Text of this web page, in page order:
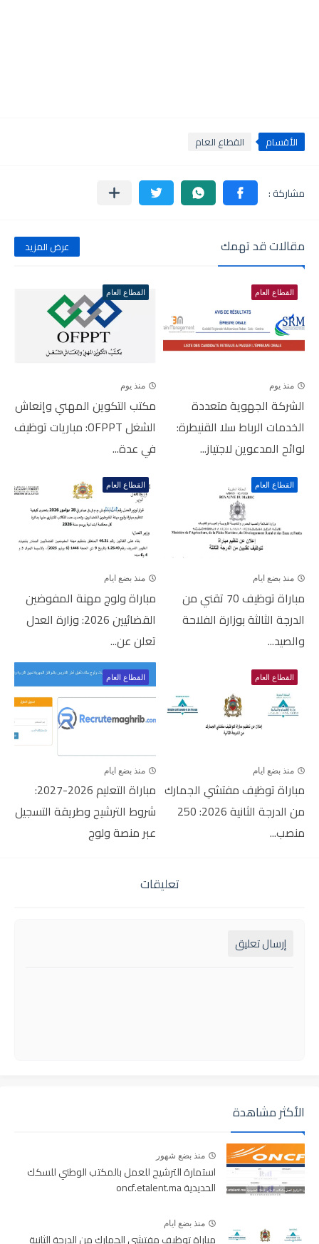
الأقسام القطاع العام
مقالات قد تهمك عرض المزيد
القطاع العام
منذ يوم
الشركة الجهوية متعددة
الخدمات الرباط سلا القنيطرة:
لوائح المدعوين لاجتياز...
القطاع العام
منذ يوم
مكتب التكوين المهني وإنعاش
الشغل OFPPT: مباريات توظيف
في عدة...
القطاع العام
منذ بضع ايام
مباراة توظيف 70 تقني من
الدرجة الثالثة بوزارة الفلاحة
والصيد...
القطاع العام
منذ بضع ايام
مباراة ولوج مهنة المفوضين
القضائيين 2026: وزارة العدل
تعلن عن...
القطاع العام
منذ بضع ايام
مباراة توظيف مفتشي الجمارك
من الدرجة الثانية 2026: 250
منصب...
القطاع العام
منذ بضع ايام
مباراة التعليم 2026-2027:
شروط الترشيح وطريقة التسجيل
عبر منصة ولوج
تعليقات
إرسال تعليق
الأكثر مشاهدة
منذ بضع شهور
استمارة الترشيح للعمل بالمكتب الوطني للسكك
الحديدية oncf.etalent.ma
منذ بضع ايام
مباراة توظيف مفتشي الجمارك من الدرجة الثانية